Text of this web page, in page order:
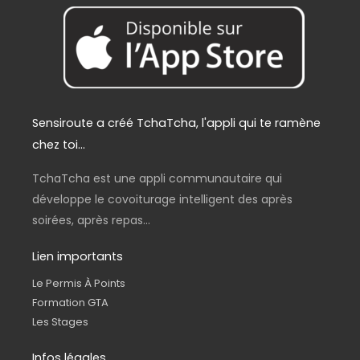
€
Sensiroute a créé TchaTcha, l'appli qui te ramène
chez toi...
TchaTcha est une appli communautaire qui
développe le covoiturage intelligent des après
soirées, après repas...
Lien importants
Le Permis À Points
Formation GTA
Les Stages